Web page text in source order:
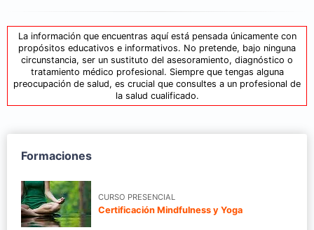
La información que encuentras aquí está pensada únicamente con
propósitos educativos e informativos. No pretende, bajo ninguna
circunstancia, ser un sustituto del asesoramiento, diagnóstico o
tratamiento médico profesional. Siempre que tengas alguna
preocupación de salud, es crucial que consultes a un profesional de
la salud cualificado.
Formaciones
CURSO PRESENCIAL
Certificación Mindfulness y Yoga